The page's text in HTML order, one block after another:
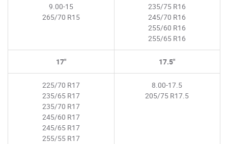
9.00-15
265/70 R15
235/75 R16
245/70 R16
255/60 R16
255/65 R16
17"
225/70 R17
235/65 R17
235/70 R17
245/60 R17
245/65 R17
255/55 R17
17.5"
8.00-17.5
205/75 R17.5